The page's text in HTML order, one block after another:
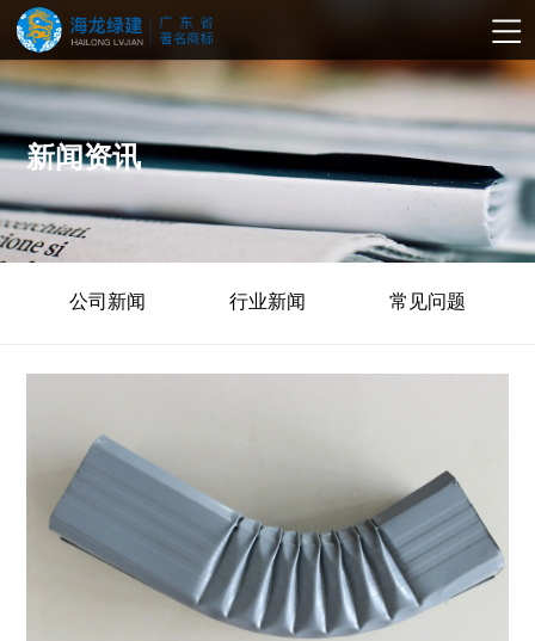
新闻资讯
公司新闻 行业新闻 常见问题